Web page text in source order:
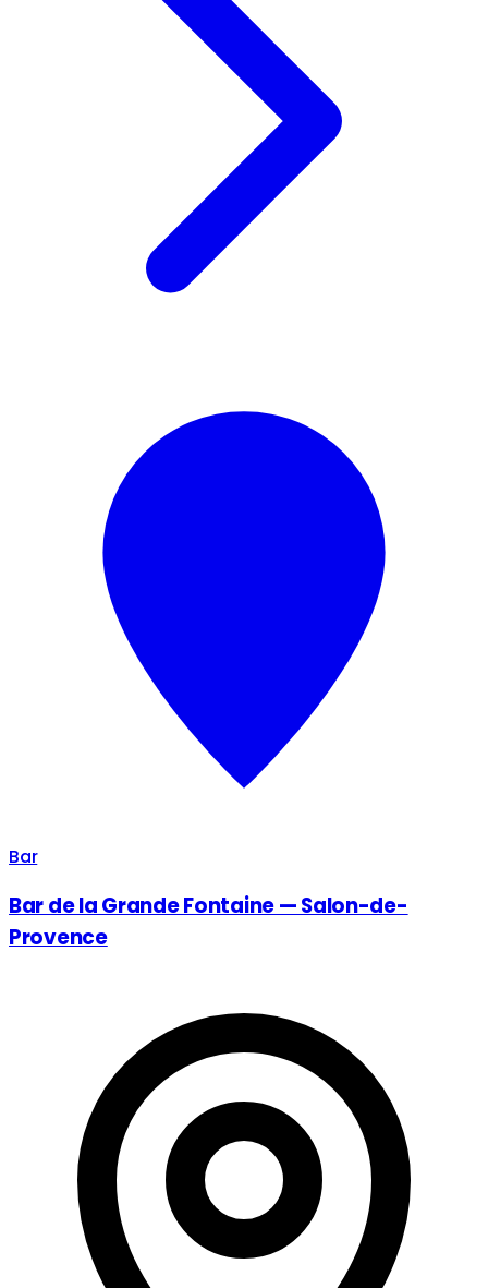
Bar
Bar de la Grande Fontaine — Salon-de-
Provence